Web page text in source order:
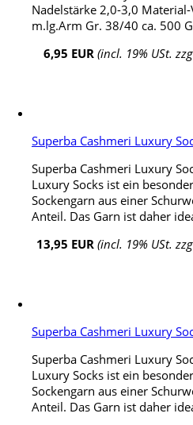
Nadelstärke 2,0-3,0
m.lg.Arm Gr. 38/40 ca. 500
6,95 EUR (incl. 19% USt.
Superba Cashmeri Luxury
Superba Cashmeri Luxury
Luxury Socks ist ein
Sockengarn aus einer
Anteil. Das Garn ist daher
13,95 EUR (incl. 19% USt.
Superba Cashmeri Luxury
Superba Cashmeri Luxury
Luxury Socks ist ein
Sockengarn aus einer
Anteil. Das Garn ist daher